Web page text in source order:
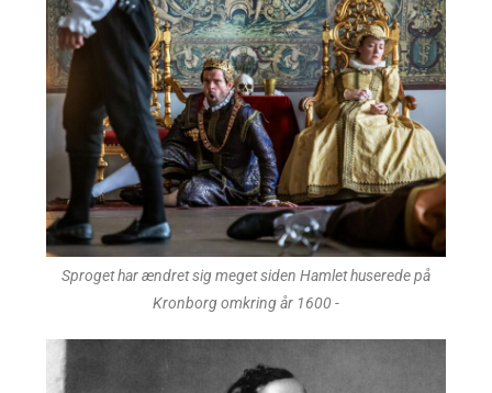
Sproget har ændret sig meget siden Hamlet huserede på
Kronborg omkring år 1600 -